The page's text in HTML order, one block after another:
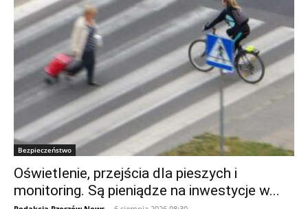
Bezpieczeństwo
Oświetlenie, przejścia dla pieszych i
monitoring. Są pieniądze na inwestycje w...